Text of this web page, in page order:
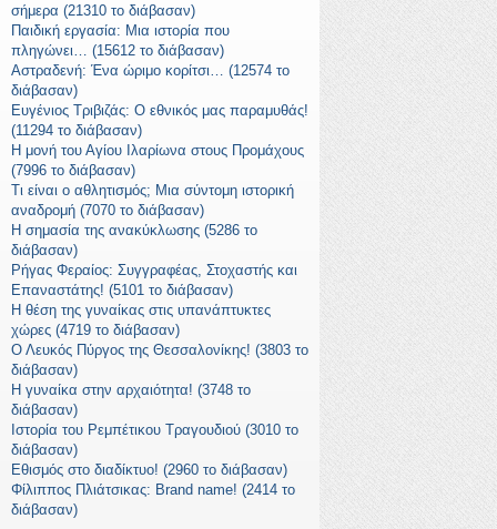
σήμερα (21310 το διάβασαν)
Παιδική εργασία: Μια ιστορία που
πληγώνει… (15612 το διάβασαν)
Αστραδενή: Ένα ώριμο κορίτσι… (12574 το
διάβασαν)
Ευγένιος Τριβιζάς: Ο εθνικός μας παραμυθάς!
(11294 το διάβασαν)
Η μονή του Αγίου Ιλαρίωνα στους Προμάχους
(7996 το διάβασαν)
Τι είναι ο αθλητισμός; Μια σύντομη ιστορική
αναδρομή (7070 το διάβασαν)
Η σημασία της ανακύκλωσης (5286 το
διάβασαν)
Ρήγας Φεραίος: Συγγραφέας, Στοχαστής και
Επαναστάτης! (5101 το διάβασαν)
Η θέση της γυναίκας στις υπανάπτυκτες
χώρες (4719 το διάβασαν)
Ο Λευκός Πύργος της Θεσσαλονίκης! (3803 το
διάβασαν)
Η γυναίκα στην αρχαιότητα! (3748 το
διάβασαν)
Ιστορία του Ρεμπέτικου Τραγουδιού (3010 το
διάβασαν)
Εθισμός στο διαδίκτυο! (2960 το διάβασαν)
Φίλιππος Πλιάτσικας: Brand name! (2414 το
διάβασαν)